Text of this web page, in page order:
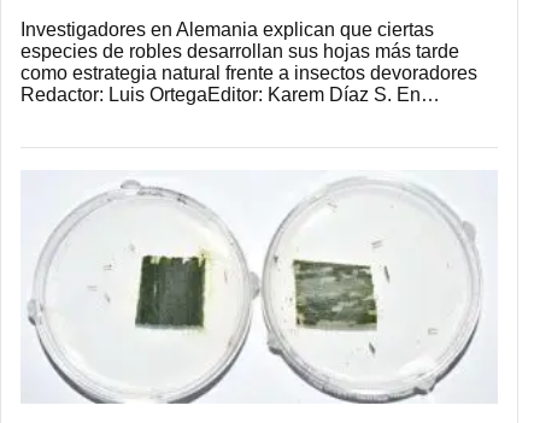
Investigadores en Alemania explican que ciertas
especies de robles desarrollan sus hojas más tarde
como estrategia natural frente a insectos devoradores
Redactor: Luis OrtegaEditor: Karem Díaz S. En…